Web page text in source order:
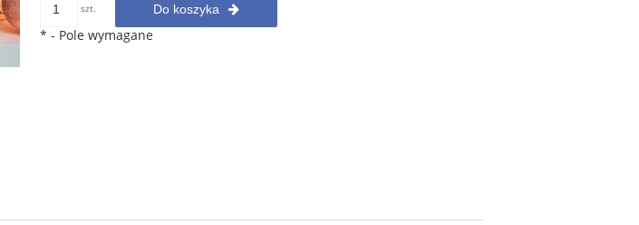
szt. Do koszyka
* - Pole wymagane